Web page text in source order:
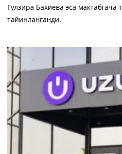
Гулзира Бахиева эса мактабгача
тайинланганди.